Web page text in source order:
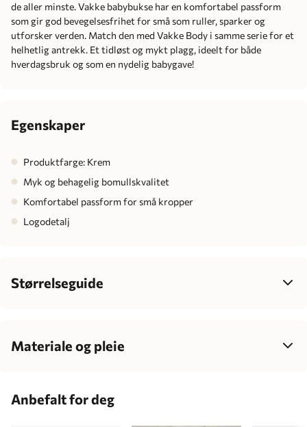
de aller minste. Vakke babybukse har en komfortabel passform
som gir god bevegelsesfrihet for små som ruller, sparker og
utforsker verden. Match den med Vakke Body i samme serie for et
helhetlig antrekk. Et tidløst og mykt plagg, ideelt for både
hverdagsbruk og som en nydelig babygave!
Egenskaper
Produktfarge: Krem
Myk og behagelig bomullskvalitet
Komfortabel passform for små kropper
Logodetalj
Størrelseguide
barnets individuelle vekst.
1-2 måneder 56 cm
Materiale og pleie
Anbefalt for deg